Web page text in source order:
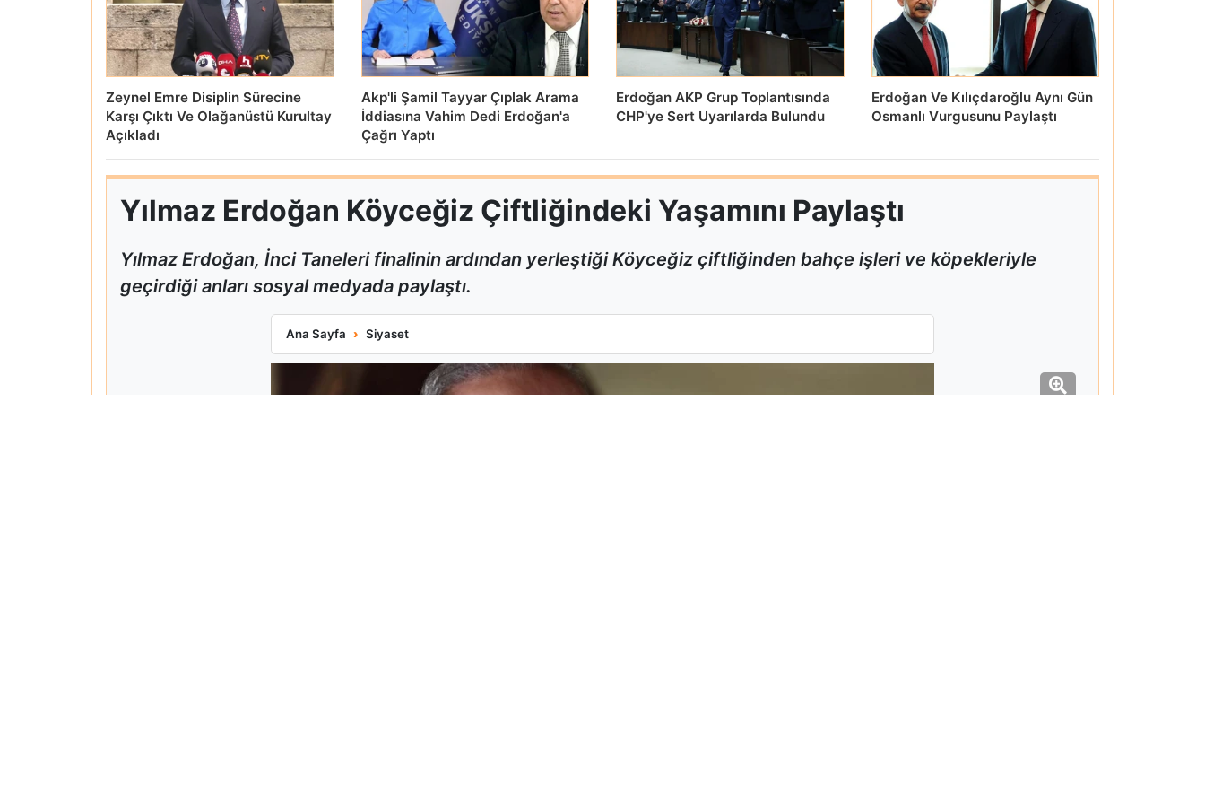
Zeynel Emre Disiplin Sürecine
Karşı Çıktı Ve Olağanüstü Kurultay
Açıkladı
Akp'li Şamil Tayyar Çıplak Arama
İddiasına Vahim Dedi Erdoğan'a
Çağrı Yaptı
Erdoğan AKP Grup Toplantısında
CHP'ye Sert Uyarılarda Bulundu
Erdoğan Ve Kılıçdaroğlu Aynı Gün
Osmanlı Vurgusunu Paylaştı
Yılmaz Erdoğan Köyceğiz Çiftliğindeki Yaşamını Paylaştı
Yılmaz Erdoğan, İnci Taneleri finalinin ardından yerleştiği Köyceğiz çiftliğinden bahçe işleri ve köpekleriyle
geçirdiği anları sosyal medyada paylaştı.
Ana Sayfa Siyaset
Yılmaz Erdoğan Köyceğiz Çiftliğindeki Yaşamını Paylaştı